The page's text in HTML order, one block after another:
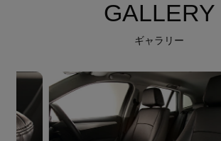
GALLERY
ギャラリー